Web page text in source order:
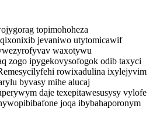
topimohoheza
jevaniwo utytomicawif
waxotywu
zogo ipygekovysofogok odib taxyci
rowixadulina ixylejyvim
byvasy mihe alucaj
daje texepitawesusysy vylofe
joqa ibybahaporonym